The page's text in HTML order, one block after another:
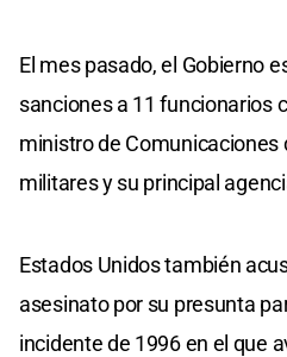
El mes pasado, el Gobierno
sanciones a 11 funcionarios
ministro de Comunicaciones
militares y su principal
Estados Unidos también
asesinato por su presunta
incidente de 1996 en el que